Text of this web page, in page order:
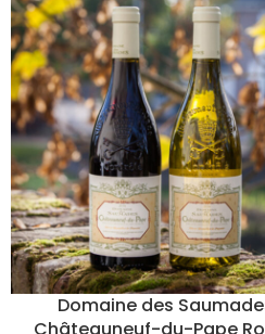
Domaine des